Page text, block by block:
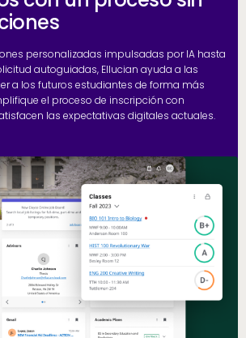
personalizadas impulsadas por IA hasta
autoguiadas, Ellucian ayuda a las
a los futuros estudiantes de forma más
el proceso de inscripción con
las expectativas digitales actuales.